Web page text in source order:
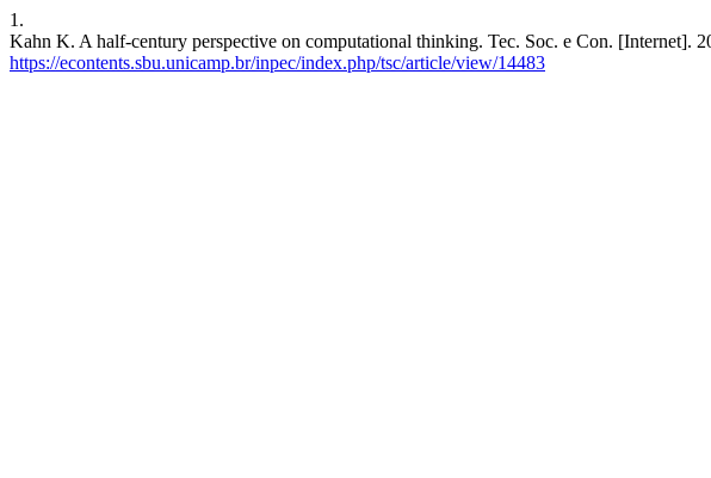
1.
Kahn K. A half-century perspective on computational thinking. Tec. Soc. e Con. [Internet].
https://econtents.sbu.unicamp.br/inpec/index.php/tsc/article/view/14483